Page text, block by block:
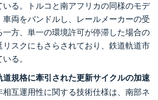
いる。トルコと南アフリカの同様のモデ
車両をバンドルし、レールメーカーの受
一方、単一の環境許可が停滞した場合の
リスクにもさらされており、鉄道軌道市
る。
規格に牽引された更新サイクルの加速
相互運用性に関する技術仕様は、南部ネ